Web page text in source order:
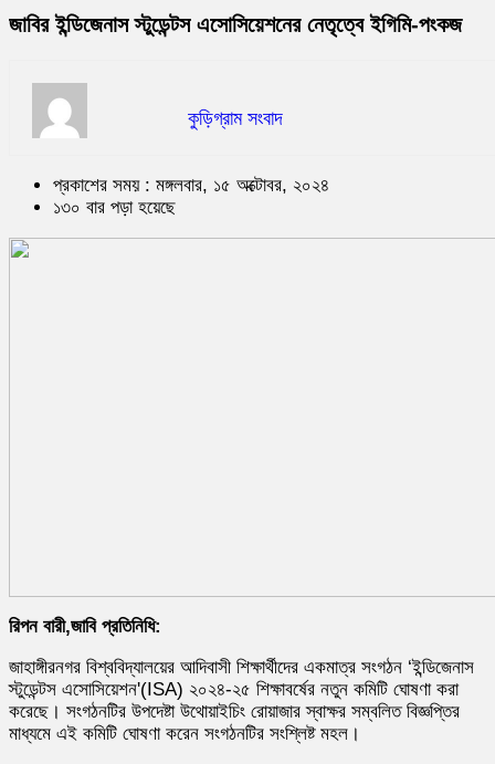
জাবির ইন্ডিজেনাস স্টুডেন্টস এসোসিয়েশনের নেতৃত্বে ইগিমি-পংকজ
কুড়িগ্রাম সংবাদ
প্রকাশের সময় : মঙ্গলবার, ১৫ অক্টোবর, ২০২৪
১৩০ বার পড়া হয়েছে
রিপন বারী,জাবি প্রতিনিধি:
জাহাঙ্গীরনগর বিশ্ববিদ্যালয়ের আদিবাসী শিক্ষার্থীদের একমাত্র সংগঠন ‘ইন্ডিজেনাস
স্টুডেন্টস এসোসিয়েশন'(ISA) ২০২৪-২৫ শিক্ষাবর্ষের নতুন কমিটি ঘোষণা করা
করেছে। সংগঠনটির উপদেষ্টা উথোয়াইচিং রোয়াজার স্বাক্ষর সম্বলিত বিজ্ঞপ্তির
মাধ্যমে এই কমিটি ঘোষণা করেন সংগঠনটির সংশ্লিষ্ট মহল।